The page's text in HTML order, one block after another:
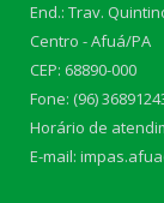
End.: Trav.
Centro - Afuá/PA
CEP: 68890-000
Fone: (96)
Horário de
E-mail: